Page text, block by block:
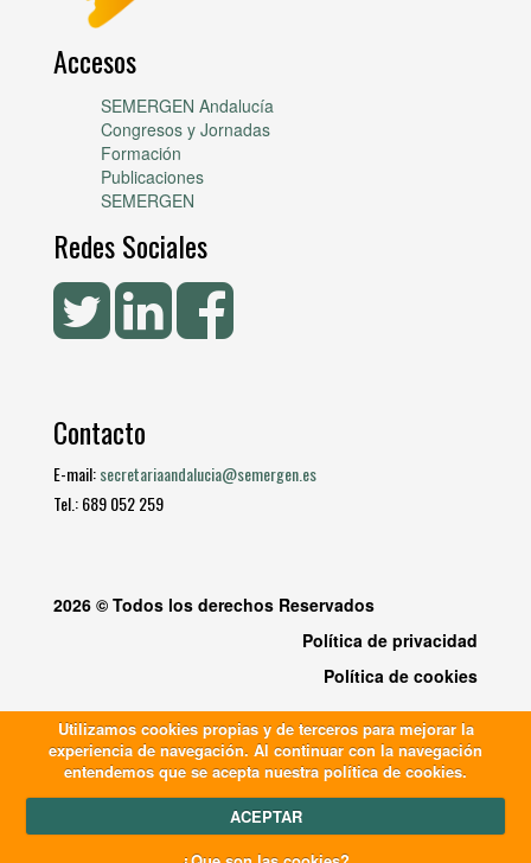
Accesos
SEMERGEN Andalucía
Congresos y Jornadas
Formación
Publicaciones
SEMERGEN
Redes Sociales
Contacto
E-mail:secretariaandalucia@semergen.es
Tel.: 689 052 259
2026 © Todos los derechos Reservados
Política de privacidad
Política de cookies
Utilizamos cookies propias y de terceros para mejorar la
experiencia de navegación. Al continuar con la navegación
entendemos que se acepta nuestra política de cookies.
ACEPTAR